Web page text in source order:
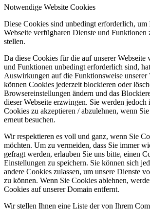
Notwendige Website Cookies
Diese Cookies sind unbedingt erforderlich, um
Webseite verfügbaren Dienste und Funktionen
stellen.
Da diese Cookies für die auf unserer Webseite
und Funktionen unbedingt erforderlich sind,
Auswirkungen auf die Funktionsweise unserer
können Cookies jederzeit blockieren oder
Browsereinstellungen ändern und das
dieser Webseite erzwingen. Sie werden jedoch
Cookies zu akzeptieren / abzulehnen, wenn
erneut besuchen.
Wir respektieren es voll und ganz, wenn Sie
möchten. Um zu vermeiden, dass Sie immer
gefragt werden, erlauben Sie uns bitte, einen
Einstellungen zu speichern. Sie können sich
andere Cookies zulassen, um unsere Dienste
zu können. Wenn Sie Cookies ablehnen,
Cookies auf unserer Domain entfernt.
Wir stellen Ihnen eine Liste der von Ihrem